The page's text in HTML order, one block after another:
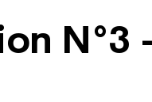
N°3